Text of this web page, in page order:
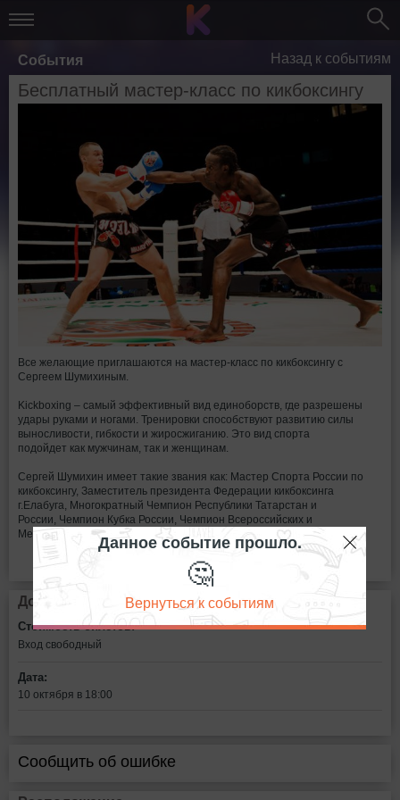
События Назад к событиям
Бесплатный мастер-класс по кикбоксингу
Все желающие приглашаются на мастер-класс по кикбоксингу с
Сергеем Шумихиным.
Kickboxing – самый эффективный вид единоборств, где разрешены
удары руками и ногами. Тренировки способствуют развитию силы
выносливости, гибкости и жиросжиганию. Это вид спорта
подойдет как мужчинам, так и женщинам.
Сергей Шумихин имеет такие звания как: Мастер Спорта России по
кикбоксингу, Заместитель президента Федерации кикбоксинга
г.Елабуга, Многократный Чемпион Республики Татарстан и
России, Чемпион Кубка России, Чемпион Всероссийских и
Международных турниров, Чемпион Мира по кикбоксингу.
Дополнительная информация
Стоимость билетов:
Вход свободный
Дата:
10 октября в 18:00
Сообщить об ошибке
Данное событие прошло.
🤔
Вернуться к событиям